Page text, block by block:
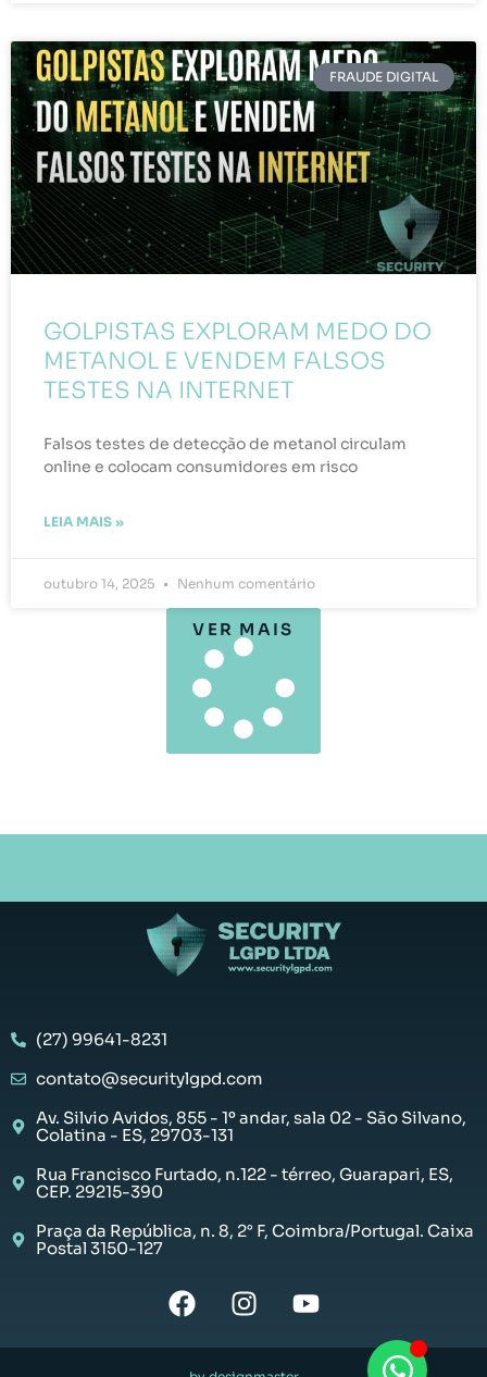
FRAUDE DIGITAL
GOLPISTAS EXPLORAM MEDO DO
METANOL E VENDEM FALSOS
TESTES NA INTERNET
Falsos testes de detecção de metanol circulam
online e colocam consumidores em risco
LEIA MAIS »
outubro 14, 2025 Nenhum comentário
VER MAIS
(27) 99641-8231
contato@securitylgpd.com
Av. Silvio Avidos, 855 - 1º andar, sala 02 - São Silvano,
Colatina - ES, 29703-131
Rua Francisco Furtado, n.122 - térreo, Guarapari, ES,
CEP. 29215-390
Praça da República, n. 8, 2° F, Coimbra/Portugal. Caixa
Postal 3150-127